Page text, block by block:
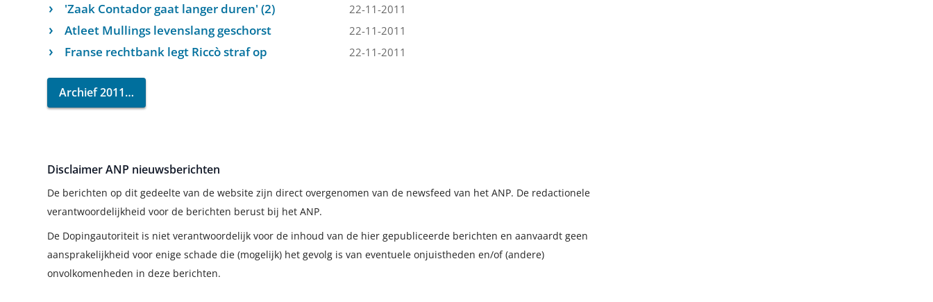
'Zaak Contador gaat langer duren' (2) 22-11-2011
Atleet Mullings levenslang geschorst 22-11-2011
Franse rechtbank legt Riccò straf op 22-11-2011
Archief 2011
Disclaimer ANP nieuwsberichten
De berichten op dit gedeelte van de website zijn direct overgenomen van de newsfeed van het ANP. De redactionele
verantwoordelijkheid voor de berichten berust bij het ANP.
De Dopingautoriteit is niet verantwoordelijk voor de inhoud van de hier gepubliceerde berichten en aanvaardt geen
aansprakelijkheid voor enige schade die (mogelijk) het gevolg is van eventuele onjuistheden en/of (andere)
onvolkomenheden in deze berichten.